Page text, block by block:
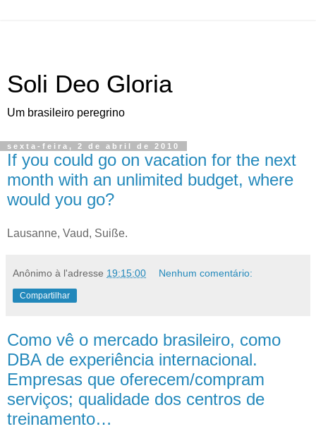
Soli Deo Gloria
Um brasileiro peregrino
sexta-feira, 2 de abril de 2010
If you could go on vacation for the next
month with an unlimited budget, where
would you go?
Lausanne, Vaud, Suiße.
Anônimo à l'adresse 19:15:00 Nenhum comentário:
Compartilhar
Como vê o mercado brasileiro, como
DBA de experiência internacional.
Empresas que oferecem/compram
serviços; qualidade dos centros de
treinamento…